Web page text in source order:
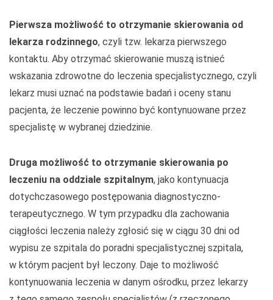
Pierwsza możliwość to otrzymanie skierowania od
lekarza rodzinnego, czyli tzw. lekarza pierwszego
kontaktu. Aby otrzymać skierowanie muszą istnieć
wskazania zdrowotne do leczenia specjalistycznego, czyli
lekarz musi uznać na podstawie badań i oceny stanu
pacjenta, że leczenie powinno być kontynuowane przez
specjalistę w wybranej dziedzinie.
Druga możliwość to otrzymanie skierowania po
leczeniu na oddziale szpitalnym, jako kontynuacja
dotychczasowego postępowania diagnostyczno-
terapeutycznego. W tym przypadku dla zachowania
ciągłości leczenia należy zgłosić się w ciągu 30 dni od
wypisu ze szpitala do poradni specjalistycznej szpitala,
w którym pacjent był leczony. Daje to możliwość
kontynuowania leczenia w danym ośrodku, przez lekarzy